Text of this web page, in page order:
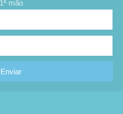
1ª mão
Enviar